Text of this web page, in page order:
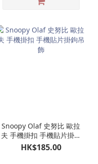
Snoopy Olaf 史努比 歐拉
夫 手機掛扣 手機貼片掛鉤
吊飾
HK$185.00